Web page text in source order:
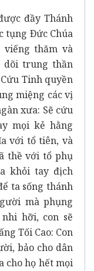
đầy Thánh
tụng Ðức Chúa
viếng thăm và
dõi trung thần
Tinh quyền
miệng các vị
xưa: Sẽ cứu
mọi kẻ hằng
với tổ tiên, và
thề với tổ phụ
khỏi tay địch
ta sống thánh
mà phụng
hỡi, con sẽ
Tối Cao: Con
bảo cho dân
cho họ hết mọi